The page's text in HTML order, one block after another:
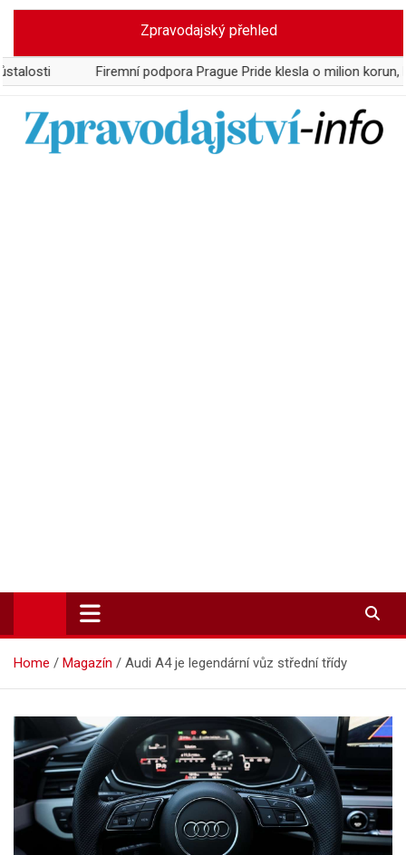
Skip
content
Zpravodajský přehled
Firemní podpora Prague Pride klesla o milion korun,
Zpravodajství-info.cz
Aktuality a informace on-line
Home Magazín Audi A4 je legendární vůz střední třídy